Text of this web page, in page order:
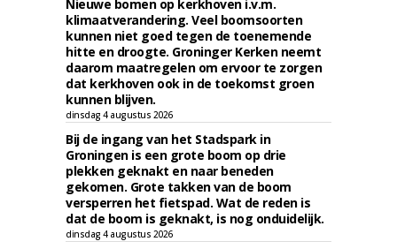
Nieuwe bomen op kerkhoven i.v.m.
klimaatverandering. Veel boomsoorten
kunnen niet goed tegen de toenemende
hitte en droogte. Groninger Kerken neemt
daarom maatregelen om ervoor te zorgen
dat kerkhoven ook in de toekomst groen
kunnen blijven.
dinsdag 4 augustus 2026
Bij de ingang van het Stadspark in
Groningen is een grote boom op drie
plekken geknakt en naar beneden
gekomen. Grote takken van de boom
versperren het fietspad. Wat de reden is
dat de boom is geknakt, is nog onduidelijk.
dinsdag 4 augustus 2026